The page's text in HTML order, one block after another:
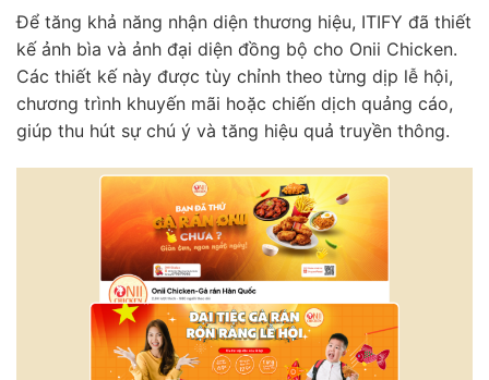
Để tăng khả năng nhận diện thương hiệu, ITIFY đã thiết
kế ảnh bìa và ảnh đại diện đồng bộ cho Onii Chicken.
Các thiết kế này được tùy chỉnh theo từng dịp lễ hội,
chương trình khuyến mãi hoặc chiến dịch quảng cáo,
giúp thu hút sự chú ý và tăng hiệu quả truyền thông.